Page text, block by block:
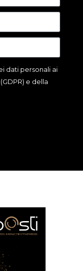
dati personali ai
e della